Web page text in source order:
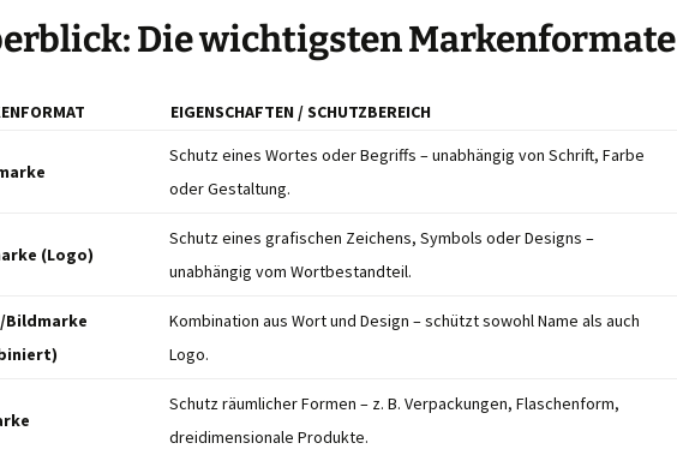
Die wichtigsten Markenformate
EIGENSCHAFTEN / SCHUTZBEREICH
Schutz eines Wortes oder Begriffs – unabhängig von Schrift, Farbe
oder Gestaltung.
(Logo)
Schutz eines grafischen Zeichens, Symbols oder Designs –
unabhängig vom Wortbestandteil.
Bildmarke
Kombination aus Wort und Design – schützt sowohl Name als auch
Logo.
Schutz räumlicher Formen – z. B. Verpackungen, Flaschenform,
dreidimensionale Produkte.